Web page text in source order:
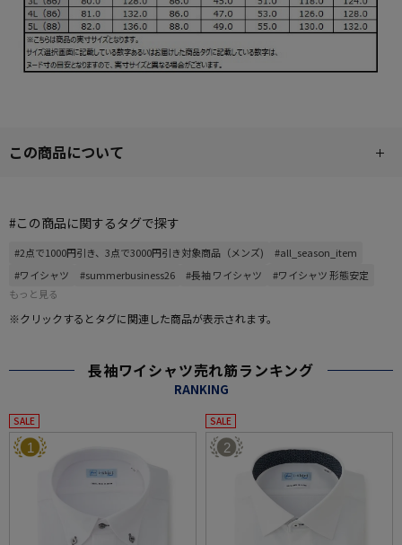
この商品について
#この商品に関するタグで探す
#2点で1000円引き、3点で3000円引き対象商品（メンズ)
#all_season_item
#ワイシャツ
#summerbusiness26 #長袖 ワイシャツ
#ワイシャツ 形態安定
もっと見る
※クリックするとタグに関連した商品が表示されます。
長袖ワイシャツ売れ筋ランキング
RANKING
SALE
1
SALE
2